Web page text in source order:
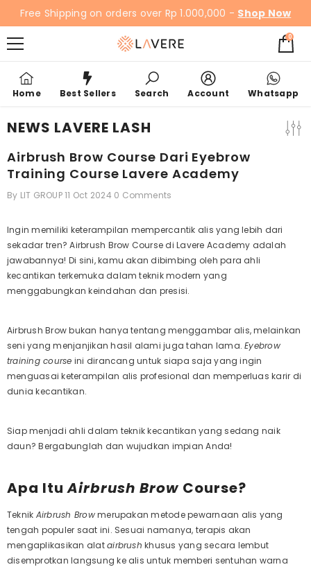
SKIP TO CONTENT
Free Shipping on orders over Rp 1.000,000 - Shop Now
00
items
Home Best Sellers Search Account Whatsapp
NEWS LAVERE LASH
Airbrush Brow Course Dari Eyebrow
Training Course Lavere Academy
By LIT GROUP11 Oct 2024 0 Comments
Ingin memiliki keterampilan mempercantik alis yang lebih dari
sekadar tren? Airbrush Brow Course di Lavere Academy adalah
jawabannya! Di sini, kamu akan dibimbing oleh para ahli
kecantikan terkemuka dalam teknik modern yang
menggabungkan keindahan dan presisi.
Airbrush Brow bukan hanya tentang menggambar alis, melainkan
seni yang menjanjikan hasil alami juga tahan lama.Eyebrow
training course ini dirancang untuk siapa saja yang ingin
menguasai keterampilan alis profesional dan memperluas karir di
dunia kecantikan.
Siap menjadi ahli dalam teknik kecantikan yang sedang naik
daun? Bergabunglah dan wujudkan impian Anda!
Apa ItuAirbrush Brow Course?
Teknik Airbrush Browmerupakan metode pewarnaan alis yang
tengah populer saat ini. Sesuai namanya, terapis akan
mengaplikasikan alatairbrush khusus yang secara lembut
disemprotkan langsung ke alis untuk memberi sentuhan warna